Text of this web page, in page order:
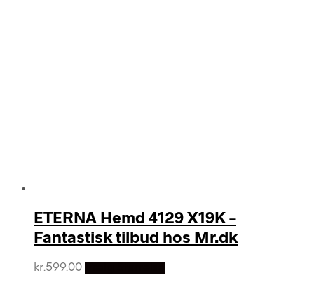
ETERNA Hemd 4129 X19K –
Fantastisk tilbud hos Mr.dk
kr.599.00